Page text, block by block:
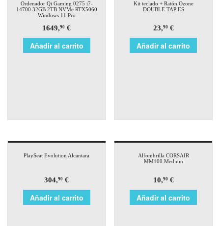
Ordenador Qi Gaming 0275 i7-
14700 32GB 2TB NVMe RTX5060
Windows 11 Pro
1649,90 €
Añadir al carrito
Kit teclado + Ratón Ozone
DOUBLE TAP ES
23,90€
Añadir al carrito
PlaySeat Evolution Alcantara
304,90 €
Añadir al carrito
Alfombrilla CORSAIR
MM100 Medium
10,90€
Añadir al carrito